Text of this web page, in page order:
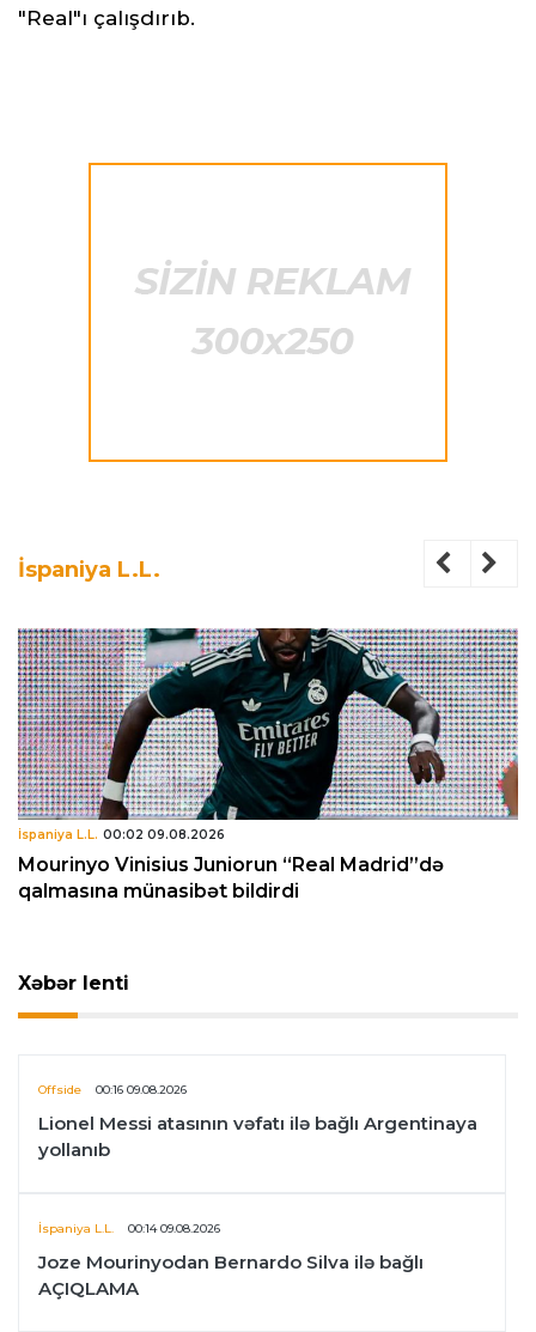
"Real"ı çalışdırıb.
İspaniya L.L.
İspaniya L.L. 00:02 09.08.2026
Mourinyo Vinisius Juniorun “Real Madrid”də
qalmasına münasibət bildirdi
Xəbər lenti
Offside 00:16 09.08.2026
Lionel Messi atasının vəfatı ilə bağlı Argentinaya
yollanıb
İspaniya L.L. 00:14 09.08.2026
Joze Mourinyodan Bernardo Silva ilə bağlı
AÇIQLAMA